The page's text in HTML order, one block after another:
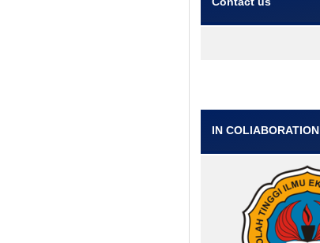
IN COLlABORATION